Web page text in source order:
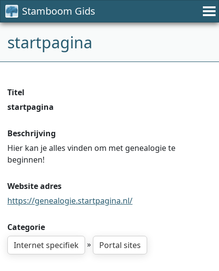
Stamboom Gids
startpagina
Titel
startpagina
Beschrijving
Hier kan je alles vinden om met genealogie te
beginnen!
Website adres
https://genealogie.startpagina.nl/
Categorie
Internet specifiek
» Portal sites